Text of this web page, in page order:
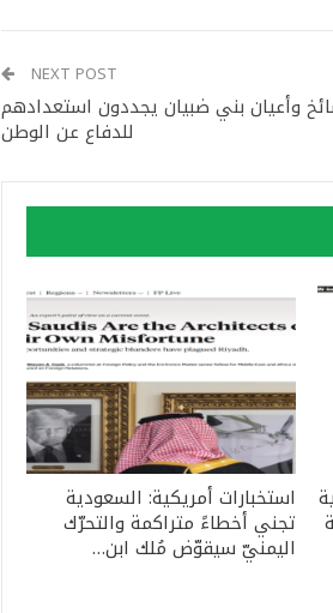
NEXT POST
وأعيان بني ضبيان يجددون استعدادهم
للدفاع عن الوطن
استخبارات أمريكية: السعودية
تجني أخطاءً متراكمة والتحرّك
اليمنيّ سيقوّض مُلك ابن…